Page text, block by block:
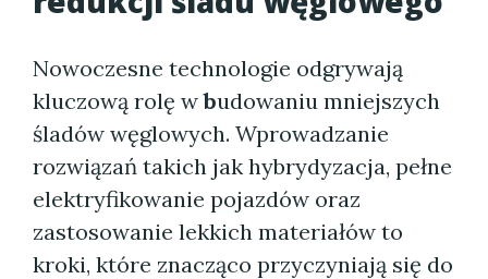
Nowoczesne technologie odgrywają
kluczową rolę wbudowaniu mniejszych
śladów węglowych. Wprowadzanie
rozwiązań takich jak hybrydyzacja, pełne
elektryfikowanie pojazdów oraz
zastosowanie lekkich materiałów to
kroki, które znacząco przyczyniają się do